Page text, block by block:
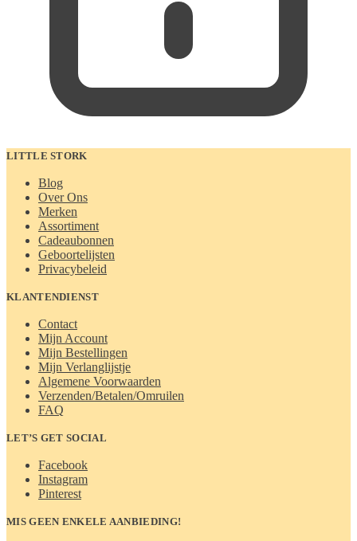
LITTLE STORK
Blog
Over Ons
Merken
Assortiment
Cadeaubonnen
Geboortelijsten
Privacybeleid
KLANTENDIENST
Contact
Mijn Account
Mijn Bestellingen
Mijn Verlanglijstje
Algemene Voorwaarden
Verzenden/Betalen/Omruilen
FAQ
LET’S GET SOCIAL
Facebook
Instagram
Pinterest
MIS GEEN ENKELE AANBIEDING!